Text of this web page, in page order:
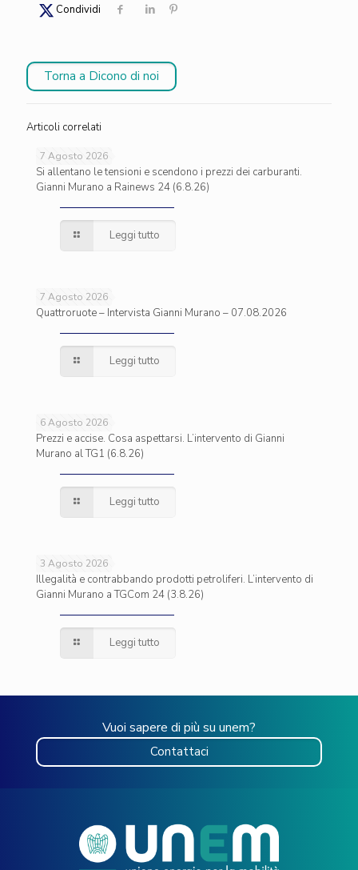
Condividi
Torna a Dicono di noi
Articoli correlati
7 Agosto 2026
Si allentano le tensioni e scendono i prezzi dei carburanti.
Gianni Murano a Rainews 24 (6.8.26)
Leggi tutto
7 Agosto 2026
Quattroruote – Intervista Gianni Murano – 07.08.2026
Leggi tutto
6 Agosto 2026
Prezzi e accise. Cosa aspettarsi. L’intervento di Gianni
Murano al TG1 (6.8.26)
Leggi tutto
3 Agosto 2026
Illegalità e contrabbando prodotti petroliferi. L’intervento di
Gianni Murano a TGCom 24 (3.8.26)
Leggi tutto
Vuoi sapere di più su unem?
Contattaci